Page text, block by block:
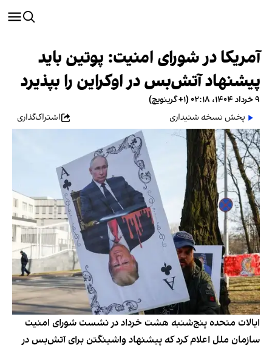
آمریکا در شورای امنیت: پوتین باید
پیشنهاد آتش‌بس در اوکراین را بپذیرد
۹ خرداد ۱۴۰۴، ۰۲:۱۸ (‎+۱ گرینویچ)
پخش نسخه شنیداری
اشتراک‌گذاری
ایالات متحده پنج‌شنبه هشت خرداد در نشست شورای امنیت
سازمان ملل اعلام کرد که پیشنهاد واشینگتن برای آتش‌بس در